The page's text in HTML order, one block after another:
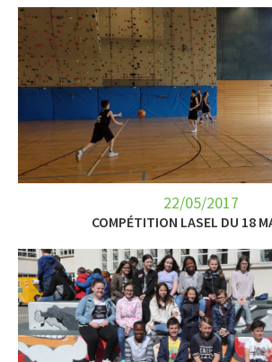
SERVICES
APPRENTISSAGE
APPLIS
22/05/2017
COMPÉTITION LASEL DU 18